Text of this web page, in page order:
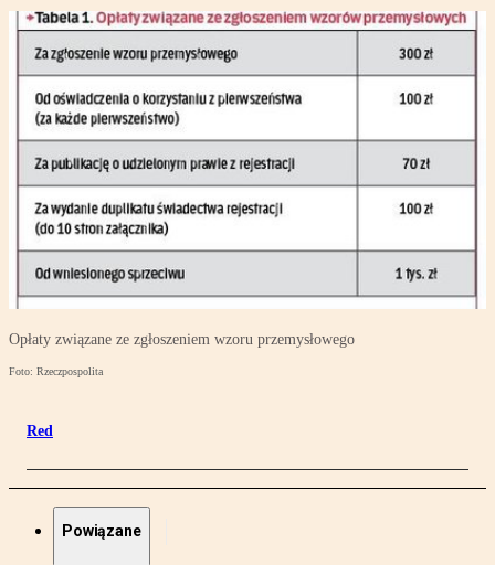
Opłaty związane ze zgłoszeniem wzoru przemysłowego
Foto: Rzeczpospolita
Red
Powiązane